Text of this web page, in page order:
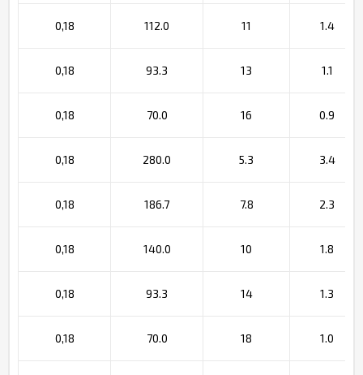
0,18 112.0 11 1.4
0,18 93.3 13 1.1
0,18 70.0 16 0.9
0,18 280.0 5.3 3.4
0,18 186.7 7.8 2.3
0,18 140.0 10 1.8
0,18 93.3 14 1.3
0,18 70.0 18 1.0